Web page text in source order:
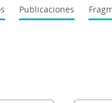
Publicaciones